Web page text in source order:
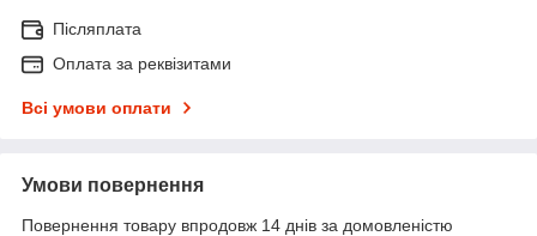
Післяплата
Оплата за реквізитами
Всі умови оплати
Умови повернення
Повернення товару впродовж 14 днів за домовленістю